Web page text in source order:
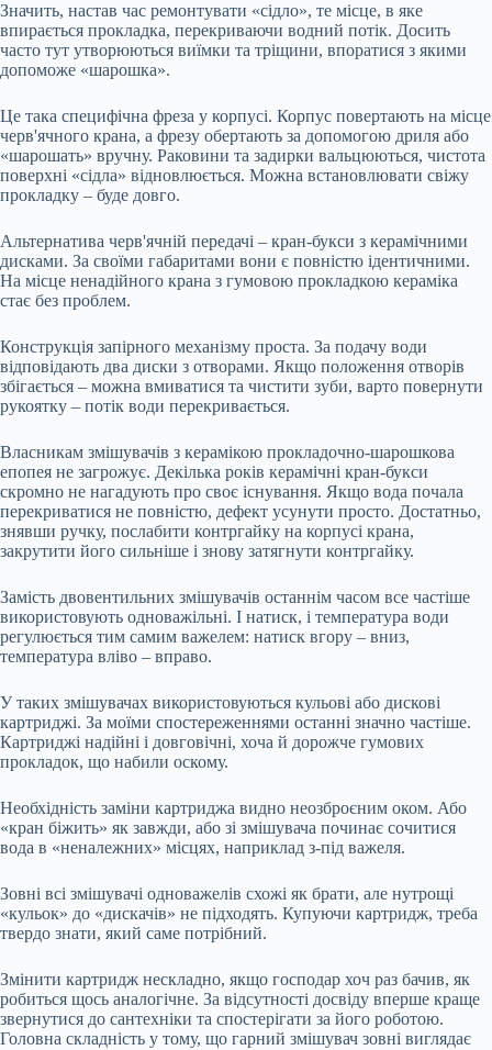
Значить, настав час ремонтувати «сідло», те місце, в яке
впирається прокладка, перекриваючи водний потік. Досить
часто тут утворюються виїмки та тріщини, впоратися з якими
допоможе «шарошка».
Це така специфічна фреза у корпусі. Корпус повертають на місце
черв'ячного крана, а фрезу обертають за допомогою дриля або
«шарошать» вручну. Раковини та задирки вальцюються, чистота
поверхні «сідла» відновлюється. Можна встановлювати свіжу
прокладку – буде довго.
Альтернатива черв'ячній передачі – кран-букси з керамічними
дисками. За своїми габаритами вони є повністю ідентичними.
На місце ненадійного крана з гумовою прокладкою кераміка
стає без проблем.
Конструкція запірного механізму проста. За подачу води
відповідають два диски з отворами. Якщо положення отворів
збігається – можна вмиватися та чистити зуби, варто повернути
рукоятку – потік води перекривається.
Власникам змішувачів з керамікою прокладочно-шарошкова
епопея не загрожує. Декілька років керамічні кран-букси
скромно не нагадують про своє існування. Якщо вода почала
перекриватися не повністю, дефект усунути просто. Достатньо,
знявши ручку, послабити контргайку на корпусі крана,
закрутити його сильніше і знову затягнути контргайку.
Замість двовентильних змішувачів останнім часом все частіше
використовують одноважільні. І натиск, і температура води
регулюється тим самим важелем: натиск вгору – вниз,
температура вліво – вправо.
У таких змішувачах використовуються кульові або дискові
картриджі. За моїми спостереженнями останні значно частіше.
Картриджі надійні і довговічні, хоча й дорожче гумових
прокладок, що набили оскому.
Необхідність заміни картриджа видно неозброєним оком. Або
«кран біжить» як завжди, або зі змішувача починає сочитися
вода в «неналежних» місцях, наприклад з-під важеля.
Зовні всі змішувачі одноважелів схожі як брати, але нутрощі
«кульок» до «дискачів» не підходять. Купуючи картридж, треба
твердо знати, який саме потрібний.
Змінити картридж нескладно, якщо господар хоч раз бачив, як
робиться щось аналогічне. За відсутності досвіду вперше краще
звернутися до сантехніки та спостерігати за його роботою.
Головна складність у тому, що гарний змішувач зовні виглядає